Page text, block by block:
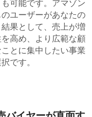
可能です。アマゾン
ユーザーがあなたの
果として、売上が増
高め、より広範な顧
とに集中したい事業
です。